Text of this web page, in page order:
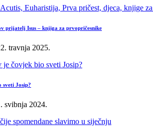
prijatelj Isus – knjiga za prvopričesnike
travnja 2025.
sveti Josip?
svibnja 2024.